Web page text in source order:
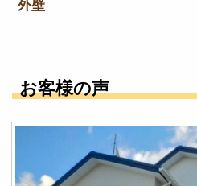
外壁
お客様の声